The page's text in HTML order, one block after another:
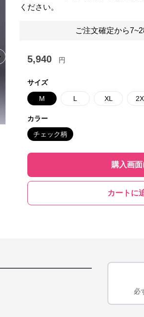
slide
ください。
ご注文確定から
5,940 円
サイズ
M L XL
カラー
チェック柄
購入画
カートに
必